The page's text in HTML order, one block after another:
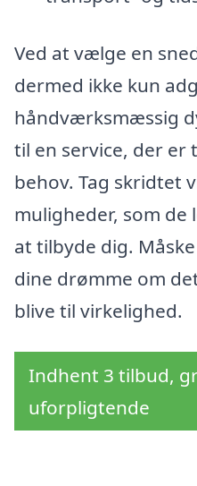
Ved at vælge en
dermed ikke kun
håndværksmæssig
til en service, der er
behov. Tag skridtet
muligheder, som de
at tilbyde dig.
dine drømme om
blive til virkelighed.
Indhent 3 tilbud,
uforpligtende